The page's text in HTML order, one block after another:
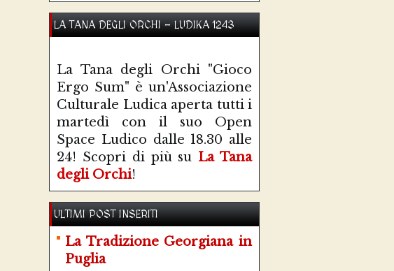
LA TANA DEGLI ORCHI - LUDIKA 1243
La Tana degli Orchi "Gioco
Ergo Sum" è un'Associazione
Culturale Ludica aperta tutti i
martedì con il suo Open
Space Ludico dalle 18.30 alle
24! Scopri di più su La Tana
degli Orchi!
ULTIMI POST INSERITI
La Tradizione Georgiana in
Puglia